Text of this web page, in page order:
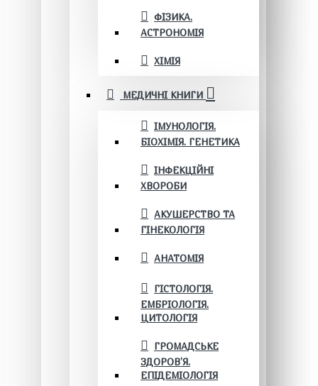
ФІЗИКА.
АСТРОНОМІЯ
ХІМІЯ
МЕДИЧНІ КНИГИ
ІМУНОЛОГІЯ.
БІОХІМІЯ. ГЕНЕТИКА
ІНФЕКЦІЙНІ
ХВОРОБИ
АКУШЕРСТВО ТА
ГІНЕКОЛОГІЯ
АНАТОМІЯ
ГІСТОЛОГІЯ.
ЕМБРІОЛОГІЯ.
ЦИТОЛОГІЯ
ГРОМАДСЬКЕ
ЗДОРОВ’Я.
ЕПІДЕМІОЛОГІЯ